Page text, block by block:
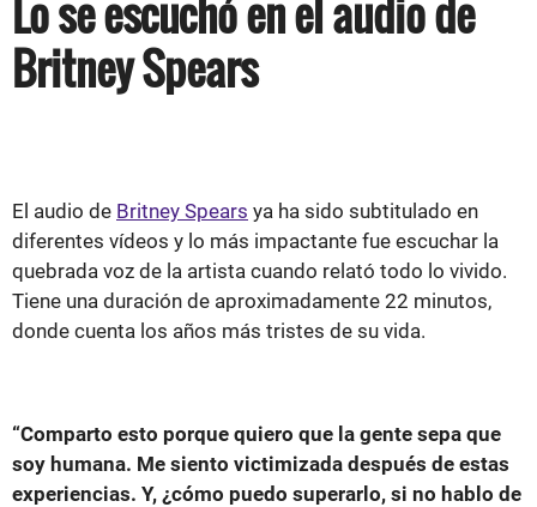
Lo se escuchó en el audio de
Britney Spears
El audio de Britney Spears ya ha sido subtitulado en
diferentes vídeos y lo más impactante fue escuchar la
quebrada voz de la artista cuando relató todo lo vivido.
Tiene una duración de aproximadamente 22 minutos,
donde cuenta los años más tristes de su vida.
“Comparto esto porque quiero que la gente sepa que
soy humana. Me siento victimizada después de estas
experiencias. Y, ¿cómo puedo superarlo, si no hablo de